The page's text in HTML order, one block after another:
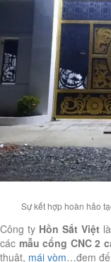
Sự kết hợp hoàn hảo
Công ty Hồn Sắt Việt
các mẫu cổng CNC 2
thuật, mái vòm…đem